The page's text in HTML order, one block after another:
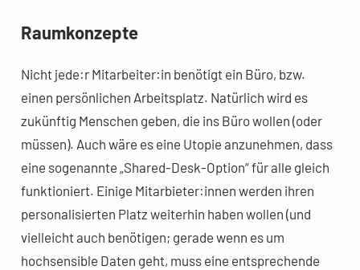
Raumkonzepte
Nicht jede:r Mitarbeiter:in benötigt ein Büro, bzw.
einen persönlichen Arbeitsplatz. Natürlich wird es
zukünftig Menschen geben, die ins Büro wollen (oder
müssen). Auch wäre es eine Utopie anzunehmen, dass
eine sogenannte „Shared-Desk-Option“ für alle gleich
funktioniert. Einige Mitarbieter:innen werden ihren
personalisierten Platz weiterhin haben wollen (und
vielleicht auch benötigen; gerade wenn es um
hochsensible Daten geht, muss eine entsprechende